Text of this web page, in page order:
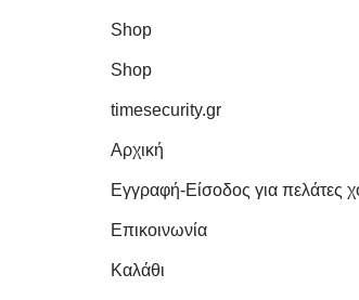
Shop
Shop
timesecurity.gr
Αρχική
Εγγραφή-Είσοδος για πελάτες
Επικοινωνία
Καλάθι